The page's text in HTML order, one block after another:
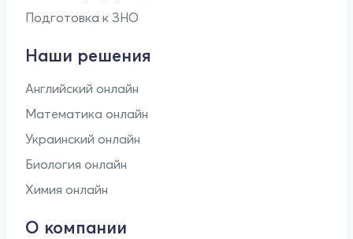
Подготовка к ЗНО
Наши решения
Английский онлайн
Математика онлайн
Украинский онлайн
Биология онлайн
Химия онлайн
О компании